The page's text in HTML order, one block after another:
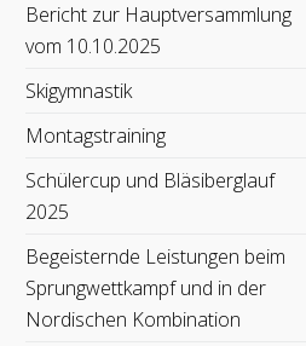
Bericht zur Hauptversammlung
vom 10.10.2025
Skigymnastik
Montagstraining
Schülercup und Bläsiberglauf
2025
Begeisternde Leistungen beim
Sprungwettkampf und in der
Nordischen Kombination